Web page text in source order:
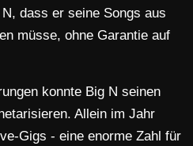
dass er seine Songs aus
müsse, ohne Garantie auf
konnte Big N seinen
Allein im Jahr
Gigs - eine enorme Zahl für